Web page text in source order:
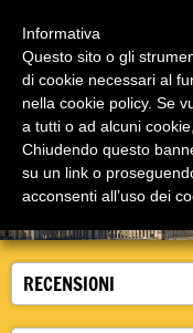
Il bed
via
RECENSIONI
Informativa
Questo sito o gli
di cookie necessari al
nella cookie policy. Se
a tutti o ad alcuni
Chiudendo questo
su un link o
acconsenti all’uso dei